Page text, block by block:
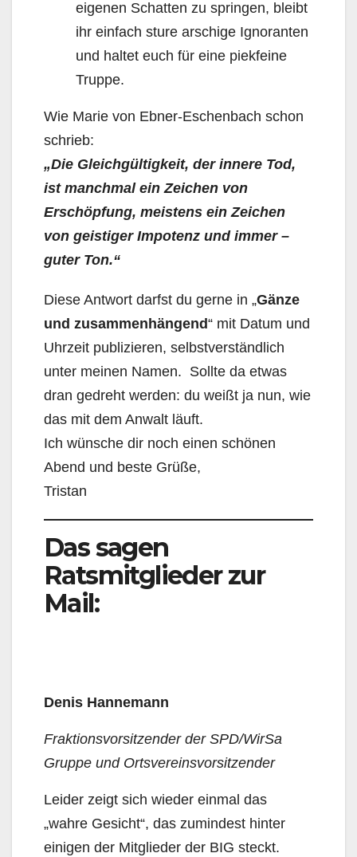
eigenen Schatten zu springen, bleibt
ihr einfach sture arschige Ignoranten
und haltet euch für eine piekfeine
Truppe.
Wie Marie von Ebner-Eschenbach schon
schrieb:
„Die Gleichgültigkeit, der innere Tod,
ist manchmal ein Zeichen von
Erschöpfung, meistens ein Zeichen
von geistiger Impotenz und immer –
guter Ton.“
Diese Antwort darfst du gerne in „Gänze
und zusammenhängend“ mit Datum und
Uhrzeit publizieren, selbstverständlich
unter meinen Namen. Sollte da etwas
dran gedreht werden: du weißt ja nun, wie
das mit dem Anwalt läuft.
Ich wünsche dir noch einen schönen
Abend und beste Grüße,
Tristan
Das sagen
Ratsmitglieder zur
Mail:
Denis Hannemann
Fraktionsvorsitzender der SPD/WirSa
Gruppe und Ortsvereinsvorsitzender
Leider zeigt sich wieder einmal das
„wahre Gesicht“, das zumindest hinter
einigen der Mitglieder der BIG steckt.